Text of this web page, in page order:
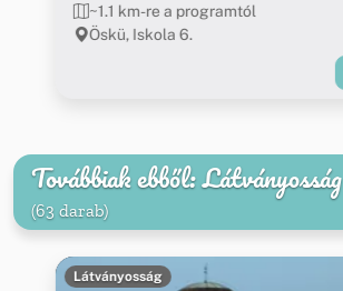
~1.1 km-re a programtól
Öskü, Iskola 6.
Továbbiak ebből: Látványosság
(63 darab)
Látványosság